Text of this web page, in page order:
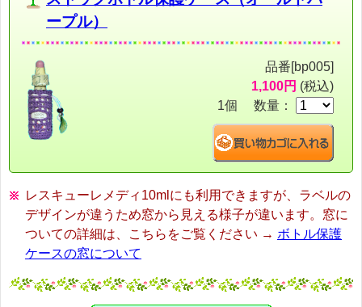
ープル）
品番[bp005]
1,100円 (税込)
1個 数量：
レスキューレメディ10mlにも利用できますが、ラベルの
デザインが違うため窓から見える様子が違います。窓に
ついての詳細は、こちらをご覧ください → ボトル保護
ケースの窓について